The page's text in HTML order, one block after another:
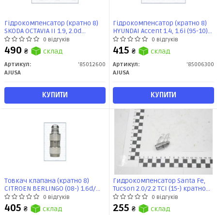
Гідрокомпенсатор (кратно 8)
SKODA OCTAVIA II 1.9, 2.0d
(85012600) Ajusa0 відгуків
490 ₴ склад
Артикул:
'85012600
AJUSA
КУПИТИ
Гідрокомпенсатор (кратно 8)
HYUNDAI Accent 1.4, 1.6i (95-10)/
Getz 1.4, 1.6i (02-10) (85006300)
Ajusa
0 відгуків
415 ₴ склад
Артикул:
'85006300
AJUSA
КУПИТИ
Товкач клапана (кратно 8)
CITROEN BERLINGO (08-) 1.6d/
SKODA OCTAVIA (II,III,IV)/ VW GOLF
(V,VI,VII,VIII) (85009000) Ajusa
0 відгуків
405 ₴ склад
Гидрокомпенсатор Santa Fe,
Tucson 2.0/2.2 TCI (15-) кратно
8шт (22231-2F000) APK
0 відгуків
255 ₴ склад